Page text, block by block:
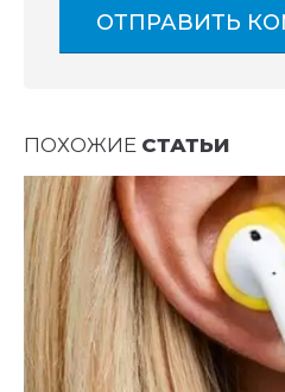
ПОХОЖИЕ СТАТЬИ